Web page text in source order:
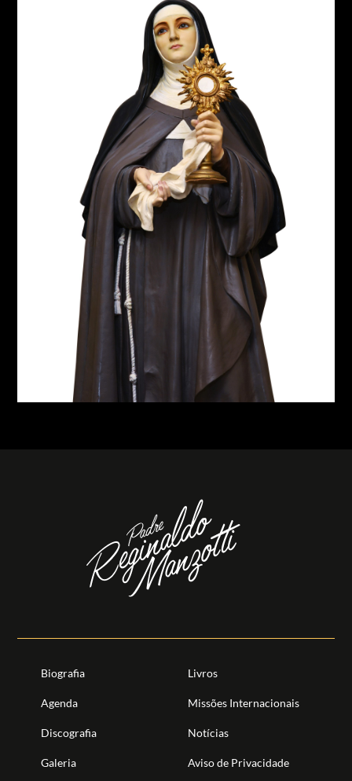
Biografia Livros
Agenda Missões Internacionais
Discografia Notícias
Galeria Aviso de Privacidade